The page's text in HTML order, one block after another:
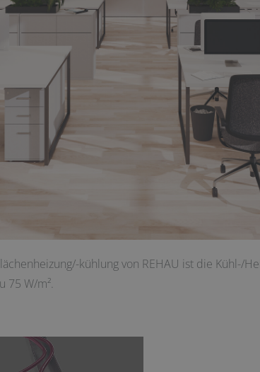
kühlung von REHAU ist die Kühl-/
75 W/m².